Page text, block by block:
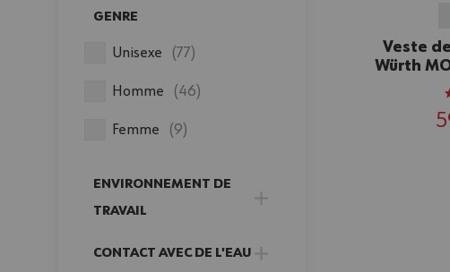
GENRE
Unisexe (77produits disponibles
)
Homme (46produits disponibles
)
Femme (9produits disponibles
)
ENVIRONNEMENT DE
TRAVAIL
CONTACT AVEC DE L'EAU
Veste
Würth